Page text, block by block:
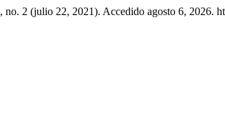
, no. 2 (julio 22, 2021). Accedido agosto 6, 2026.